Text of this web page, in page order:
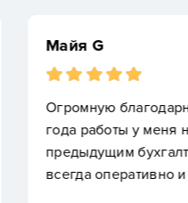
хочу выразить Елене
никаких вопросов,
было много
доходчиво отвечает